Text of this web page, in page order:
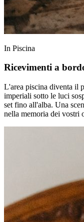
In Piscina
Ricevimenti a
L'area piscina diventa il
imperiali sotto le luci
set fino all'alba. Una
nella memoria dei vostri